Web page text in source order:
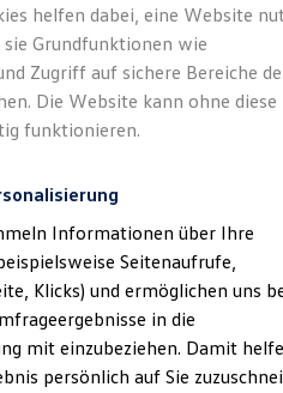
Leasing
Leasing
Schlussrate
Garantien
bei Volkswagen
Coupé.
helfen dabei, eine Website
sie Grundfunktionen wie
Zugriff auf sichere Bereiche
Die Website kann ohne diese
funktionieren.
Informationen über Ihre
Seitenaufrufe,
Klicks) und ermöglichen uns
in die
mit einzubeziehen. Damit
persönlich auf Sie